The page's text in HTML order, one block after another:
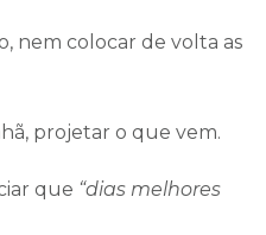
nem colocar de volta as
projetar o que vem.
que “dias melhores